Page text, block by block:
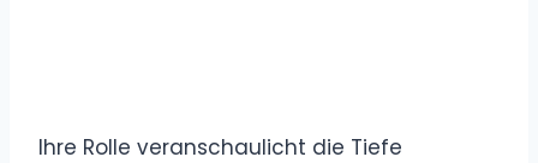
Ihre Rolle veranschaulicht die Tiefe